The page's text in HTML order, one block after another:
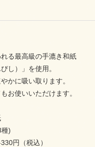
る最高級の手漉き和紙
し）」を使用。
かに吸い取ります。
お使いいただけます。
種)
円（税込）